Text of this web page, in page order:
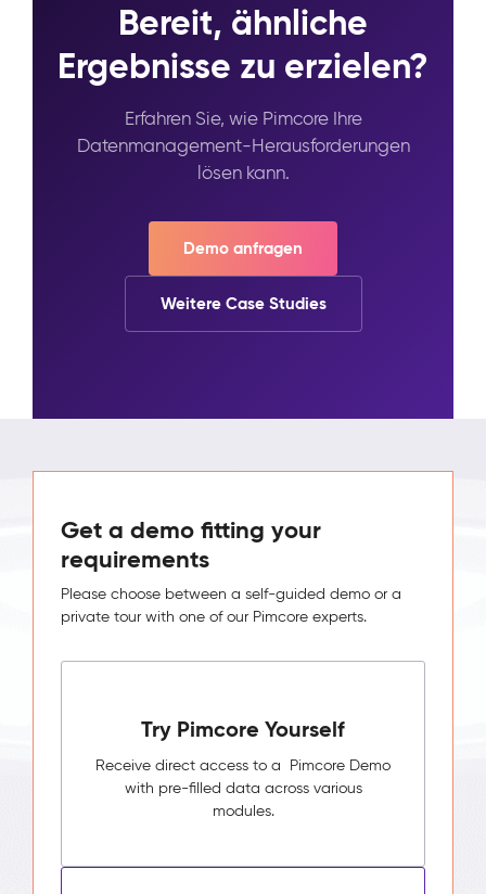
Bereit, ähnliche
Ergebnisse zu erzielen?
Erfahren Sie, wie Pimcore Ihre
Datenmanagement-Herausforderungen
lösen kann.
Demo anfragen
Weitere Case Studies
Get a demo fitting your
requirements
Please choose between a self-guided demo or a
private tour with one of our Pimcore experts.
Try Pimcore Yourself
Receive direct access to a Pimcore Demo
with pre-filled data across various
modules.